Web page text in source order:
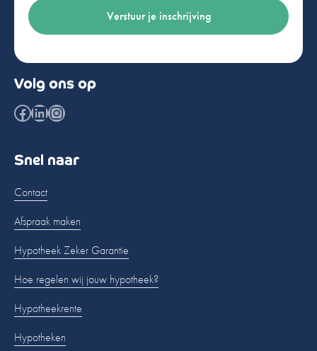
Volg ons op
Facebook
LinkedIn
Instagram
Snel naar
Contact
Afspraak maken
Hypotheek Zeker Garantie
Hoe regelen wij jouw hypotheek?
Hypotheekrente
Hypotheken